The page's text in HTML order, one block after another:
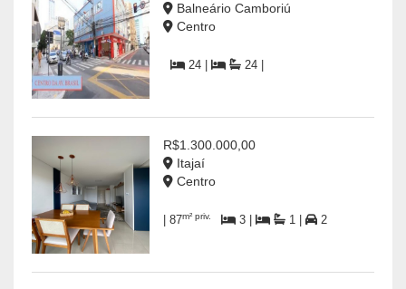
Balneário Camboriú
Centro
24 | 24 |
R$1.300.000,00
Itajaí
Centro
| 87m² priv. 3 | 1 | 2